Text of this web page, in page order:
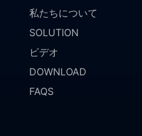
私たちについて
SOLUTION
ビデオ
DOWNLOAD
FAQS